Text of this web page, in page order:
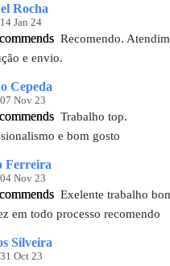
Rocha
Jan 24
Recomendo.
e envio.
Cepeda
Nov 23
Trabalho top.
e bom gosto
Ferreira
Nov 23
Exelente trabalho
em todo processo recomendo
Silveira
Oct 23